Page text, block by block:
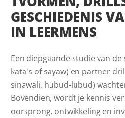
GESCHIEDENIS
IN LEERMENS
Een diepgaande studie van
kata's of sayaw) en partner
sinawali, hubud-lubud)
Bovendien, wordt je kennis
oorsprong, ontwikkeling en